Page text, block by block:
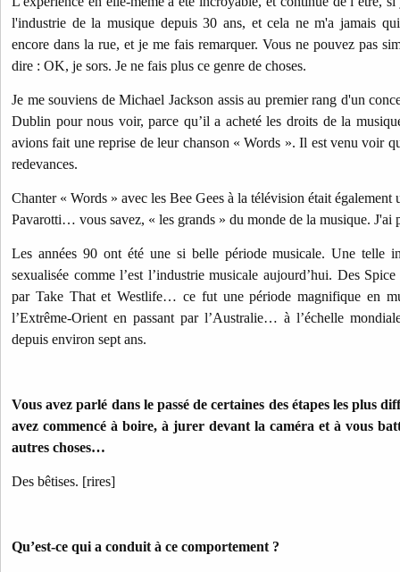
l'industrie de la musique depuis 30 ans, et cela ne m'a jamais
encore dans la rue, et je me fais remarquer. Vous ne pouvez pas
dire : OK, je sors. Je ne fais plus ce genre de choses.
Je me souviens de Michael Jackson assis au premier rang d'un
Dublin pour nous voir, parce qu’il a acheté les droits de la
avions fait une reprise de leur chanson « Words ». Il est venu voir
redevances.
Chanter « Words » avec les Bee Gees à la télévision était également
Pavarotti… vous savez, « les grands » du monde de la musique. J'ai
Les années 90 ont été une si belle période musicale. Une telle
sexualisée comme l’est l’industrie musicale aujourd’hui. Des
par Take That et Westlife… ce fut une période magnifique en
l’Extrême-Orient en passant par l’Australie… à l’échelle
depuis environ sept ans.
Vous avez parlé dans le passé de certaines des étapes les plus
avez commencé à boire, à jurer devant la caméra et à vous
autres choses…
Des bêtises. [rires]
Qu’est-ce qui a conduit à ce comportement ?